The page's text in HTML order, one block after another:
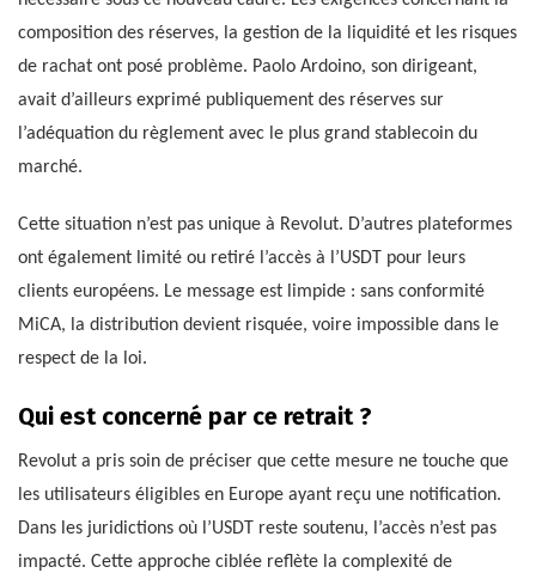
composition des réserves, la gestion de la liquidité et les risques
de rachat ont posé problème. Paolo Ardoino, son dirigeant,
avait d’ailleurs exprimé publiquement des réserves sur
l’adéquation du règlement avec le plus grand stablecoin du
marché.
Cette situation n’est pas unique à Revolut. D’autres plateformes
ont également limité ou retiré l’accès à l’USDT pour leurs
clients européens. Le message est limpide : sans conformité
MiCA, la distribution devient risquée, voire impossible dans le
respect de la loi.
Qui est concerné par ce retrait ?
Revolut a pris soin de préciser que cette mesure ne touche que
les utilisateurs éligibles en Europe ayant reçu une notification.
Dans les juridictions où l’USDT reste soutenu, l’accès n’est pas
impacté. Cette approche ciblée reflète la complexité de